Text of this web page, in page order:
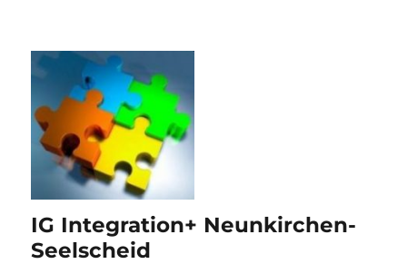
IG Integration+ Neunkirchen-
Seelscheid